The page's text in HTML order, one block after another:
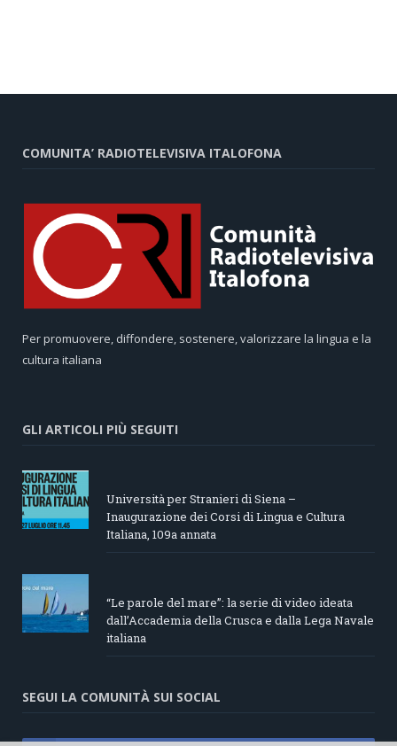
COMUNITA’ RADIOTELEVISIVA ITALOFONA
Per promuovere, diffondere, sostenere, valorizzare la lingua e la
cultura italiana
GLI ARTICOLI PIÙ SEGUITI
Università per Stranieri di Siena –
Inaugurazione dei Corsi di Lingua e Cultura
Italiana, 109a annata
“Le parole del mare”: la serie di video ideata
dall’Accademia della Crusca e dalla Lega Navale
italiana
SEGUI LA COMUNITÀ SUI SOCIAL